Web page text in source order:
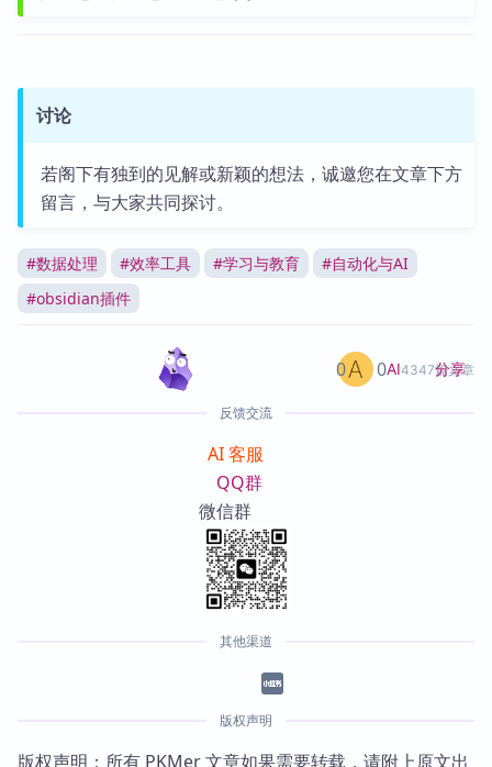
讨论
若阁下有独到的见解或新颖的想法，诚邀您在文章下方
留言，与大家共同探讨。
#数据处理 #效率工具 #学习与教育 #自动化与AI
#obsidian插件
AI4347篇文章
0 0 分享
反馈交流
AI 客服
QQ群
微信群
其他渠道
版权声明
版权声明：所有 PKMer 文章如果需要转载，请附上原文出